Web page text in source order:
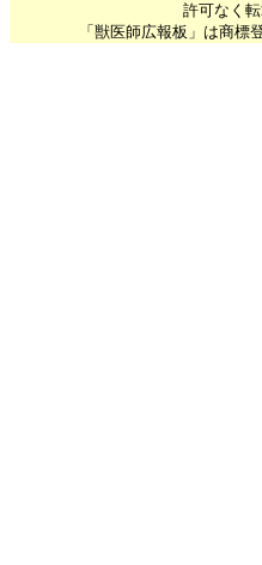
許可なく転
「獣医師広報板」は商標